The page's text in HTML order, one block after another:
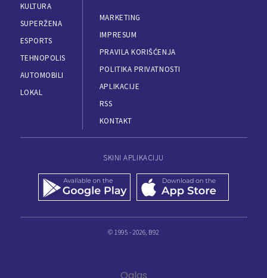
KULTURA
SUPERŽENA
ESPORTS
TEHNOPOLIS
AUTOMOBILI
LOKAL
MARKETING
IMPRESUM
PRAVILA KORIŠĆENJA
POLITIKA PRIVATNOSTI
APLIKACIJE
RSS
KONTAKT
SKINI APLIKACIJU
© 1995 - 2026, B92